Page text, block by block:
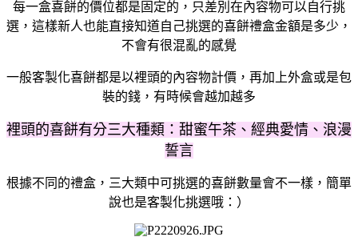
每一盒喜餅的價位都是固定的，只差別在內容物可以自行挑
選，這樣新人也能直接知道自己挑選的喜餅禮盒金額是多少，
不會有很混亂的感覺
一般客製化喜餅都是以裡頭的內容物計價，再加上外盒或是包
裝的錢，有時候會越加越多
裡頭的喜餅有分三大種類：甜蜜午茶、經典愛情、浪漫
誓言
根據不同的禮盒，三大類中可挑選的喜餅數量會不一樣，簡單
說也是客製化挑選哦：）